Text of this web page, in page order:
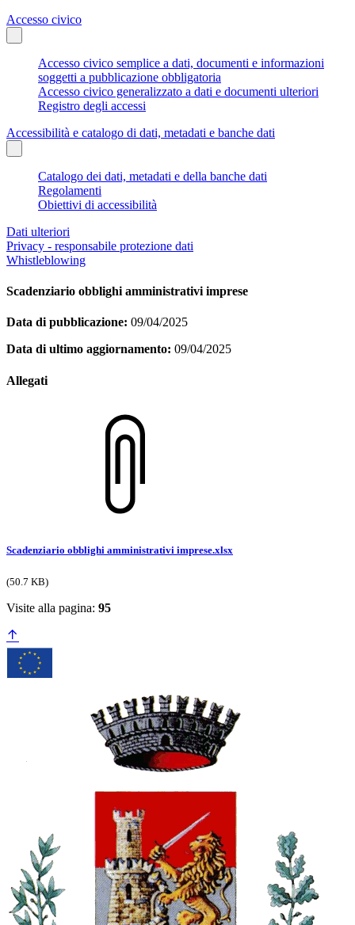
Accesso civico
Accesso civico semplice a dati, documenti e informazioni
soggetti a pubblicazione obbligatoria
Accesso civico generalizzato a dati e documenti ulteriori
Registro degli accessi
Accessibilità e catalogo di dati, metadati e banche dati
Catalogo dei dati, metadati e della banche dati
Regolamenti
Obiettivi di accessibilità
Dati ulteriori
Privacy - responsabile protezione dati
Whistleblowing
Scadenziario obblighi amministrativi imprese
Data di pubblicazione: 09/04/2025
Data di ultimo aggiornamento: 09/04/2025
Allegati
Scadenziario obblighi amministrativi imprese.xlsx
(50.7 KB)
Visite alla pagina: 95